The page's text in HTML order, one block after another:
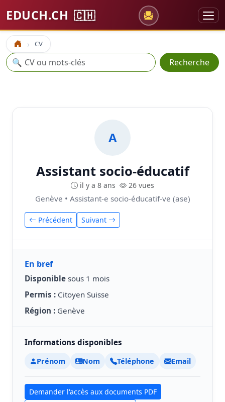
EDUCH.CH 🇨🇭
Accueil CV
Recherche
🔍 Recherche
A
Assistant socio-éducatif
il y a 8 ans 26 vues
Genève • Assistant-e socio-éducatif-ve (ase)
Précédent Suivant
En bref
Disponible sous 1 mois
Permis : Citoyen Suisse
Région : Genève
Informations disponibles
Prénom Nom Téléphone Email
Demander l'accès aux documents PDF